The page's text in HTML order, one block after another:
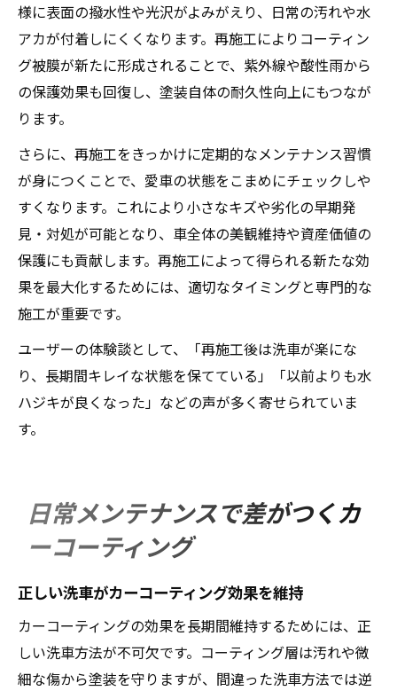
様に表面の撥水性や光沢がよみがえり、日常の汚れや水
アカが付着しにくくなります。再施工によりコーティン
グ被膜が新たに形成されることで、紫外線や酸性雨から
の保護効果も回復し、塗装自体の耐久性向上にもつなが
ります。
さらに、再施工をきっかけに定期的なメンテナンス習慣
が身につくことで、愛車の状態をこまめにチェックしや
すくなります。これにより小さなキズや劣化の早期発
見・対処が可能となり、車全体の美観維持や資産価値の
保護にも貢献します。再施工によって得られる新たな効
果を最大化するためには、適切なタイミングと専門的な
施工が重要です。
ユーザーの体験談として、「再施工後は洗車が楽にな
り、長期間キレイな状態を保てている」「以前よりも水
ハジキが良くなった」などの声が多く寄せられていま
す。
日常メンテナンスで差がつくカ
ーコーティング
正しい洗車がカーコーティング効果を維持
カーコーティングの効果を長期間維持するためには、正
しい洗車方法が不可欠です。コーティング層は汚れや微
細な傷から塗装を守りますが、間違った洗車方法では逆